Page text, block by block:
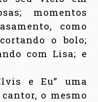
momentos
como
o bolo;
com Lisa; e
e Eu” uma
o mesmo